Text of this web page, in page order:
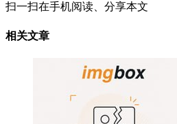
扫一扫在手机阅读、分享本文
相关文章